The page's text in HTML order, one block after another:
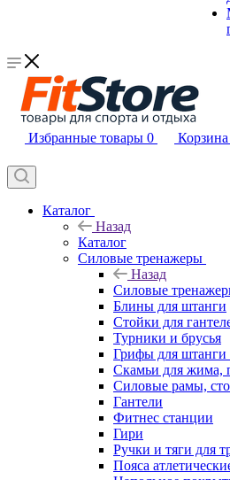
Избранные товары 0 Корзина
Каталог
Назад
Каталог
Силовые тренажеры
Назад
Силовые
Блины для штанги
Стойки для
Турники и брусья
Грифы для штанги
Скамьи для жима,
Силовые рамы,
Гантели
Фитнес станции
Гири
Ручки и тяги для
Пояса